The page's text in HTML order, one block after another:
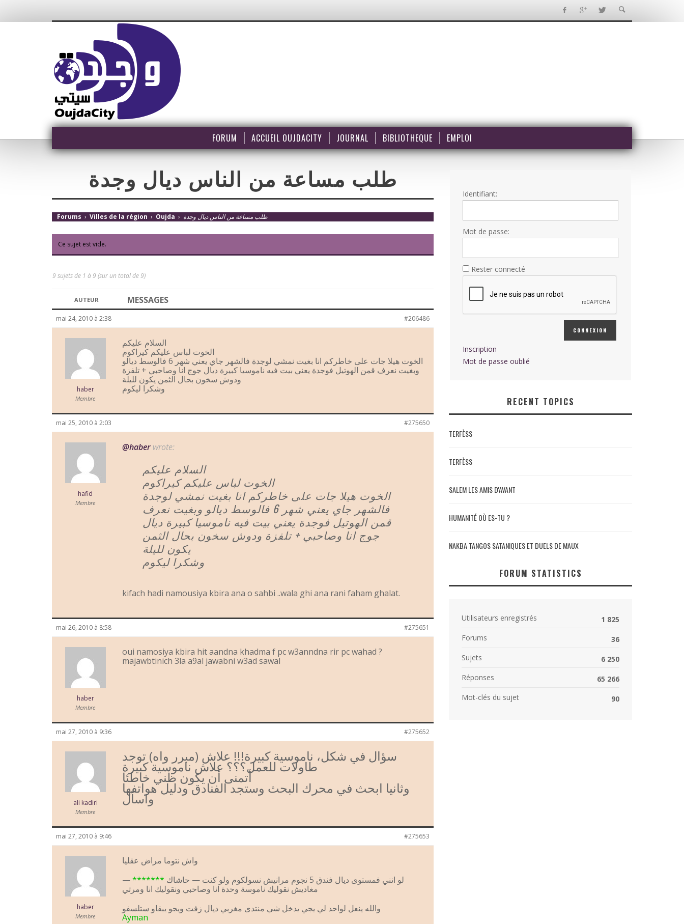
FORUM ACCUEIL OUJDACITY JOURNAL BIBLIOTHEQUE EMPLOI
طلب مساعة من الناس ديال وجدة
Forums › Villes de la région › Oujda › طلب مساعة من الناس ديال وجدة
Ce sujet est vide.
9 sujets de 1 à 9 (sur un total de 9)
AUTEUR MESSAGES
mai 24, 2010 à 2:38 #206486
haber
Membre
السلام عليكم
الخوت لباس عليكم كيراكوم
الخوت هيلا جات على خاطركم انا بغيت نمشي لوجدة فالشهر جاي يعني شهر 6 فالوسط ديالو
وبغيت نعرف قمن الهوتيل فوجدة يعني بيت فيه ناموسيا كبيرة ديال جوج انا وصاحبي + تلفزة
ودوش سخون بحال الثمن يكون لليلة
وشكرا ليكوم
mai 25, 2010 à 2:03 #275650
hafid
Membre
@haber wrote:
السلام عليكم
الخوت لباس عليكم كيراكوم
الخوت هيلا جات على خاطركم انا بغيت نمشي لوجدة
فالشهر جاي يعني شهر 6 فالوسط ديالو وبغيت نعرف
قمن الهوتيل فوجدة يعني بيت فيه ناموسيا كبيرة ديال
جوج انا وصاحبي + تلفزة ودوش سخون بحال الثمن
يكون لليلة
وشكرا ليكوم
kifach hadi namousiya kbira ana o sahbi ..wala ghi ana rani faham ghalat.
mai 26, 2010 à 8:58 #275651
haber
Membre
oui namosiya kbira hit aandna khadma f pc w3anndna rir pc wahad ?
majawbtinich 3la a9al jawabni w3ad sawal
mai 27, 2010 à 9:36 #275652
ali kadiri
Membre
سؤال في شكل، ناموسية كبيرة!!! علاش (مبرر واه) توجد
طاولات للعمل؟؟؟ علاش ناموسية كبيرة
أتمنى أن يكون ظني خاطئا
وثانيا ابحث في محرك البحث وستجد الفنادق ودليل هواتفها
واسأل
mai 27, 2010 à 9:46 #275653
haber
Membre
واش نتوما مراض عقليا
لو انني فمستوى ديال فندق 5 نجوم مرانيش نسولكوم ولو كنت — حاشاك
*******
—
مغاديش نقوليك ناموسة وحدة انا وصاحبي ونقوليك انا ومرتي
والله ينعل لواحد لي يجي يدخل شي منتدى مغربي ديال زفت ويجو يبقاو ستلسفو
Ayman
Identifiant:
Mot de passe:
Rester connecté
CONNEXION
Inscription
Mot de passe oublié
RECENT TOPICS
TERFÈSS
TERFÈSS
SALEM LES AMIS D'AVANT
HUMANITÉ OÙ ES-TU ?
NAKBA TANGOS SATANIQUES ET DUELS DE MAUX
FORUM STATISTICS
Utilisateurs enregistrés
1 825
Forums
36
Sujets
6 250
Réponses
65 266
Mot-clés du sujet
90